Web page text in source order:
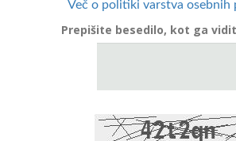
Več o politiki varstva osebnih
Prepišite besedilo, kot ga